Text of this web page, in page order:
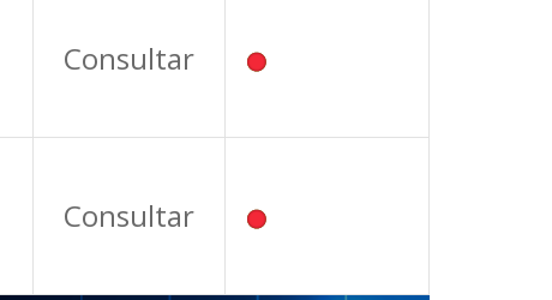
Consultar
Consultar